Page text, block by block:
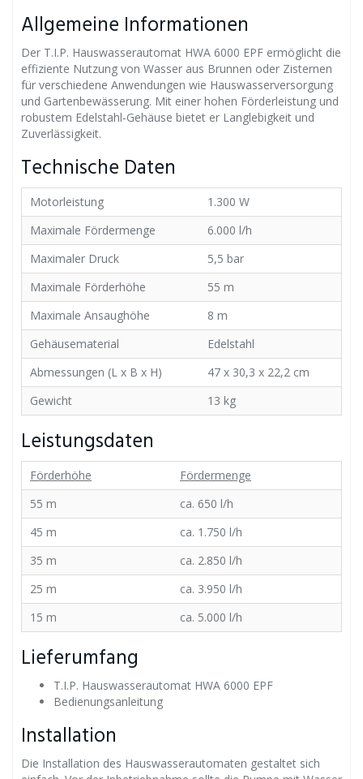
Allgemeine Informationen
Der T.I.P. Hauswasserautomat HWA 6000 EPF ermöglicht die
effiziente Nutzung von Wasser aus Brunnen oder Zisternen
für verschiedene Anwendungen wie Hauswasserversorgung
und Gartenbewässerung. Mit einer hohen Förderleistung und
robustem Edelstahl-Gehäuse bietet er Langlebigkeit und
Zuverlässigkeit.
Technische Daten
Motorleistung
1.300 W
Maximale Fördermenge
6.000 l/h
Maximaler Druck
5,5 bar
Maximale Förderhöhe
55 m
Maximale Ansaughöhe
8 m
Gehäusematerial
Edelstahl
Abmessungen (L x B x H)
47 x 30,3 x 22,2 cm
Gewicht
13 kg
Leistungsdaten
Förderhöhe
Fördermenge
55 m
ca. 650 l/h
45 m
ca. 1.750 l/h
35 m
ca. 2.850 l/h
25 m
ca. 3.950 l/h
15 m
ca. 5.000 l/h
Lieferumfang
T.I.P. Hauswasserautomat HWA 6000 EPF
Bedienungsanleitung
Installation
Die Installation des Hauswasserautomaten gestaltet sich